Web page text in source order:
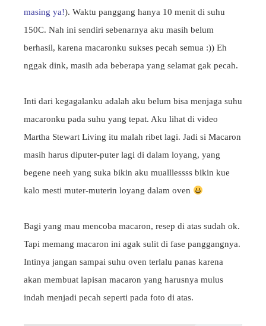
masing ya!). Waktu panggang hanya 10 menit di suhu
150C. Nah ini sendiri sebenarnya aku masih belum
berhasil, karena macaronku sukses pecah semua :)) Eh
nggak dink, masih ada beberapa yang selamat gak pecah.
Inti dari kegagalanku adalah aku belum bisa menjaga suhu
macaronku pada suhu yang tepat. Aku lihat di video
Martha Stewart Living itu malah ribet lagi. Jadi si Macaron
masih harus diputer-puter lagi di dalam loyang, yang
begene neeh yang suka bikin aku mualllessss bikin kue
kalo mesti muter-muterin loyang dalam oven
Bagi yang mau mencoba macaron, resep di atas sudah ok.
Tapi memang macaron ini agak sulit di fase panggangnya.
Intinya jangan sampai suhu oven terlalu panas karena
akan membuat lapisan macaron yang harusnya mulus
indah menjadi pecah seperti pada foto di atas.